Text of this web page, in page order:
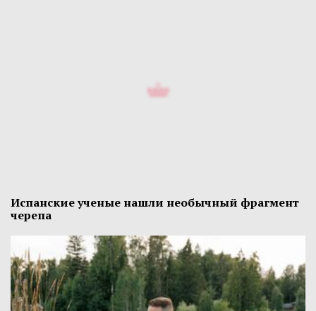
Испанские ученые нашли необычный фрагмент
черепа